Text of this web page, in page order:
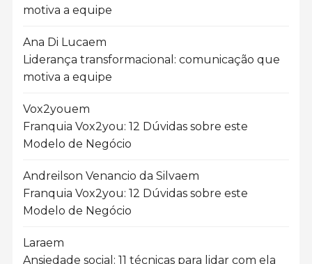
motiva a equipe
Ana Di Lucaem
Liderança transformacional: comunicação que
motiva a equipe
Vox2youem
Franquia Vox2you: 12 Dúvidas sobre este
Modelo de Negócio
Andreilson Venancio da Silvaem
Franquia Vox2you: 12 Dúvidas sobre este
Modelo de Negócio
Laraem
Ansiedade social: 11 técnicas para lidar com ela